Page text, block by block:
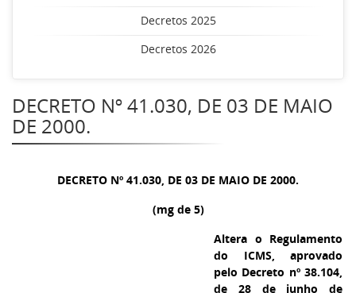
Decretos 2025
Decretos 2026
DECRETO Nº 41.030, DE 03 DE MAIO
DE 2000.
DECRETO Nº 41.030, DE 03 DE MAIO DE 2000.
(mg de 5)
Altera o Regulamento
do ICMS, aprovado
pelo Decreto nº 38.104,
de 28 de junho de